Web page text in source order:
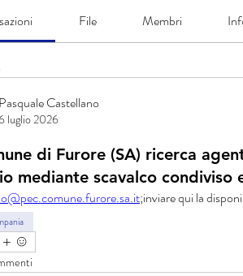
File Membri
Castellano
Pasquale Castellano
luglio 2026
di Furore (SA) ricerca
mediante scavalco condiviso
;inviare qui la